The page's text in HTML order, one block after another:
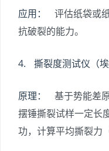
应用：
评估纸袋或
抗破裂的能力。
4. 撕裂度测试仪（埃
原理：
基于势能差
摆锤撕裂试样一定长
功，计算平均撕裂力